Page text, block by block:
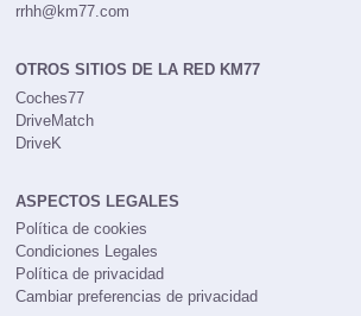
rrhh@km77.com
OTROS SITIOS DE LA RED KM77
Coches77
DriveMatch
DriveK
ASPECTOS LEGALES
Política de cookies
Condiciones Legales
Política de privacidad
Cambiar preferencias de privacidad